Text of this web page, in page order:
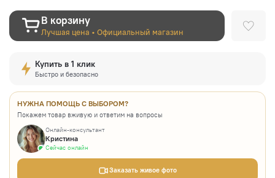
В корзину
Лучшая цена • Официальный магазин
Купить в 1 клик
Быстро и безопасно
НУЖНА ПОМОЩЬ С ВЫБОРОМ?
Покажем товар вживую и ответим на вопросы
Онлайн-консультант
Кристина
Сейчас онлайн
Заказать живое фото